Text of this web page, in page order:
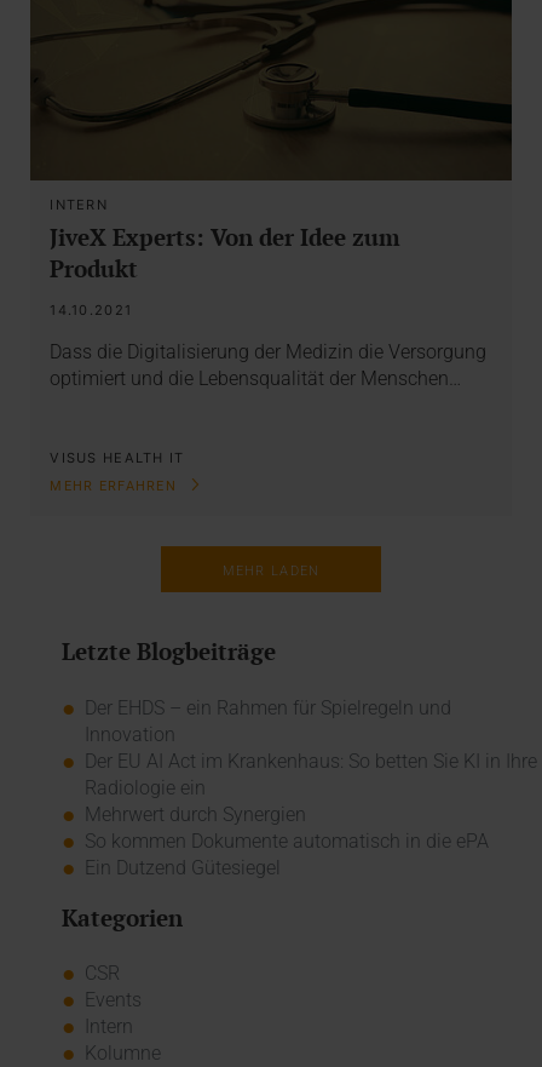
INTERN
JiveX Experts: Von der Idee zum
Produkt
14.10.2021
Dass die Digitalisierung der Medizin die Versorgung
optimiert und die Lebensqualität der Menschen…
VISUS HEALTH IT
MEHR ERFAHREN
MEHR LADEN
Letzte Blogbeiträge
Der EHDS – ein Rahmen für Spielregeln und
Innovation
Der EU AI Act im Krankenhaus: So betten Sie KI in Ihre
Radiologie ein
Mehrwert durch Synergien
So kommen Dokumente automatisch in die ePA
Ein Dutzend Gütesiegel
Kategorien
CSR
Events
Intern
Kolumne